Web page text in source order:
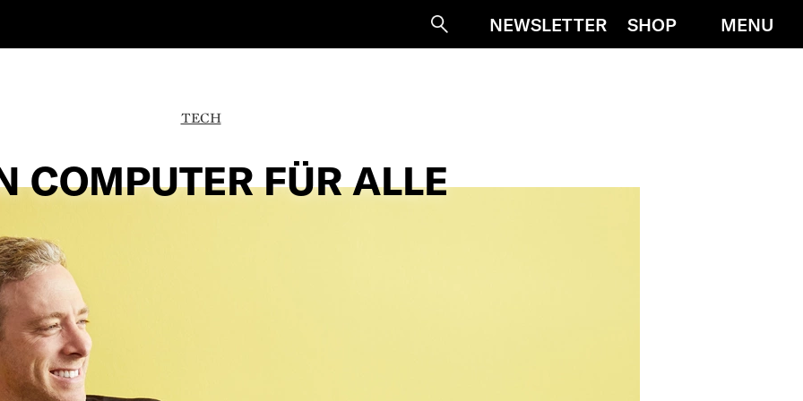
SucheNEWSLETTER SHOP MENU
TECH
COMPUTER FÜR ALLE